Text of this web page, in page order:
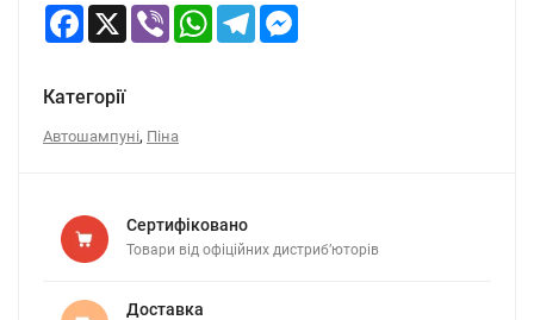
Facebook
X Viber WhatsApp
Telegram
Категорії
Автошампуні, Піна
Сертифіковано
Товари від офіційних дистриб’юторів
Доставка